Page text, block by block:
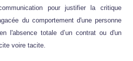
pour justifier la critique
du comportement d'une personne
l'absence totale d’un contrat ou d'un
voire tacite.